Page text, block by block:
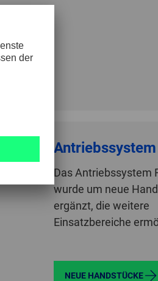
Antriebssystem
Das Antriebssystem
wurde um neue
ergänzt, die weitere
Einsatzbereiche
NEUE HANDSTÜCKE